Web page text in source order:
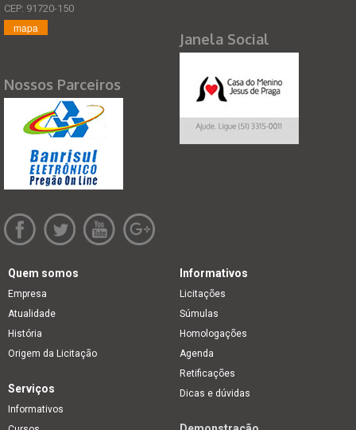
CEP: 91720-150
mapa
Nossos Parceiros
Janela Social
Quem somos
Empresa
Atualidade
História
Origem da Licitação
Informativos
Licitações
Súmulas
Homologações
Agenda
Retificações
Dicas e dúvidas
Serviços
Informativos